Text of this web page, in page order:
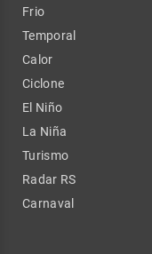
Frio
Temporal
Calor
Ciclone
El Niño
La Niña
Turismo
Radar RS
Carnaval